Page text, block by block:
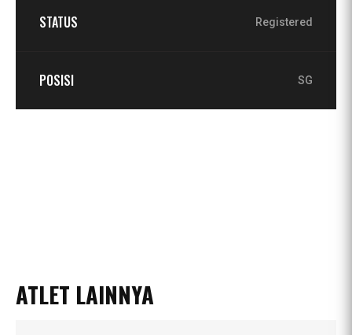
STATUS Registered
POSISI SG
ATLET LAINNYA